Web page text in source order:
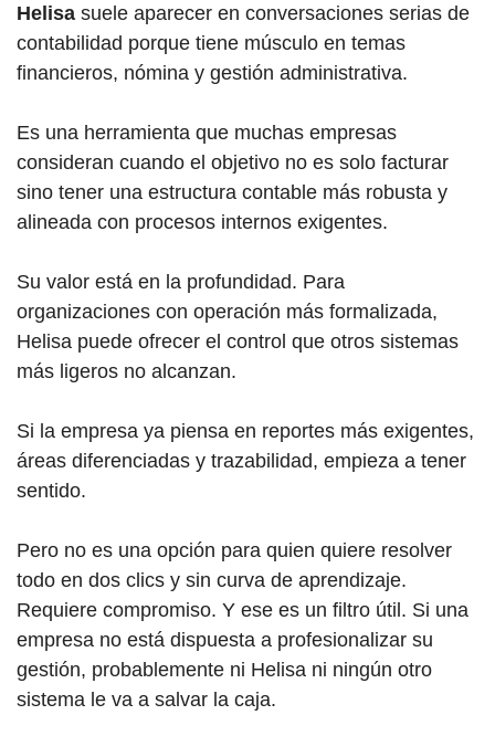
Helisa suele aparecer en conversaciones serias de
contabilidad porque tiene músculo en temas
financieros, nómina y gestión administrativa.
Es una herramienta que muchas empresas
consideran cuando el objetivo no es solo facturar
sino tener una estructura contable más robusta y
alineada con procesos internos exigentes.
Su valor está en la profundidad. Para
organizaciones con operación más formalizada,
Helisa puede ofrecer el control que otros sistemas
más ligeros no alcanzan.
Si la empresa ya piensa en reportes más exigentes,
áreas diferenciadas y trazabilidad, empieza a tener
sentido.
Pero no es una opción para quien quiere resolver
todo en dos clics y sin curva de aprendizaje.
Requiere compromiso. Y ese es un filtro útil. Si una
empresa no está dispuesta a profesionalizar su
gestión, probablemente ni Helisa ni ningún otro
sistema le va a salvar la caja.